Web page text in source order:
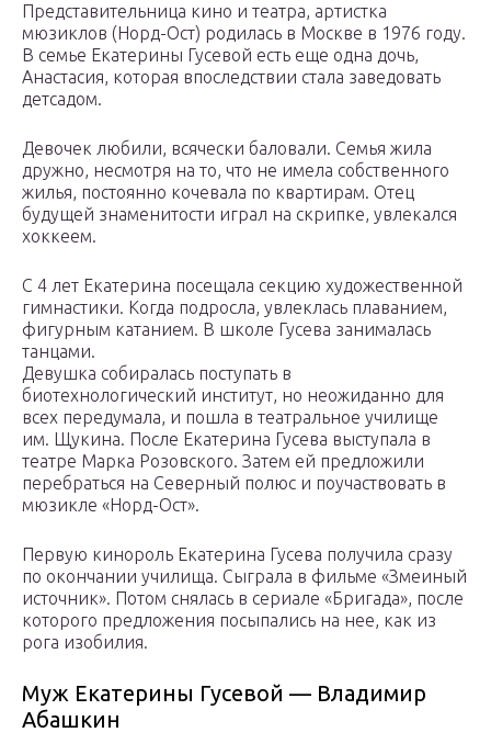
Представительница кино и театра, артистка
мюзиклов (Норд-Ост) родилась в Москве в 1976 году.
В семье Екатерины Гусевой есть еще одна дочь,
Анастасия, которая впоследствии стала заведовать
детсадом.
Девочек любили, всячески баловали. Семья жила
дружно, несмотря на то, что не имела собственного
жилья, постоянно кочевала по квартирам. Отец
будущей знаменитости играл на скрипке, увлекался
хоккеем.
С 4 лет Екатерина посещала секцию художественной
гимнастики. Когда подросла, увлеклась плаванием,
фигурным катанием. В школе Гусева занималась
танцами.
Девушка собиралась поступать в
биотехнологический институт, но неожиданно для
всех передумала, и пошла в театральное училище
им. Щукина. После Екатерина Гусева выступала в
театре Марка Розовского. Затем ей предложили
перебраться на Северный полюс и поучаствовать в
мюзикле «Норд-Ост».
Первую кинороль Екатерина Гусева получила сразу
по окончании училища. Сыграла в фильме «Змеиный
источник». Потом снялась в сериале «Бригада», после
которого предложения посыпались на нее, как из
рога изобилия.
Муж Екатерины Гусевой — Владимир
Абашкин